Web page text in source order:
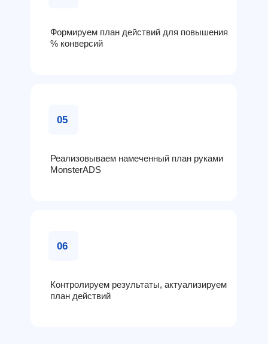
Формируем план действий для повышения
% конверсий
05
Реализовываем намеченный план руками
MonsterADS
06
Контролируем результаты, актуализируем
план действий